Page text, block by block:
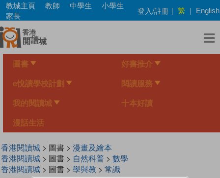
Skip
main
content
教城主頁 教師 中學生
小學生
家長
登入/註冊 | 繁 | English
圖書 好書推介
e悅讀學校計劃 閱讀服務
我的閱讀城 十本好讀
漫話生活
香港閱讀城> 圖書 > 漫畫及繪本
香港閱讀城> 圖書 > 自然科普> 數學
香港閱讀城> 圖書 > 學與教 > 常識